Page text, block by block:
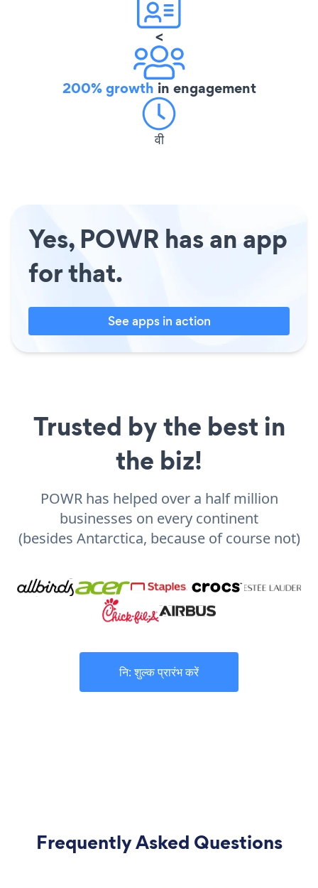
<
200% growth in engagement
वी
Yes, POWR has an app
for that.
See apps in action
Trusted by the best in
the biz!
POWR has helped over a half million
businesses on every continent
(besides Antarctica, because of course not)
नि: शुल्क प्रारंभ करें
Frequently Asked Questions